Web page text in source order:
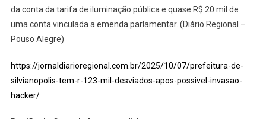
da conta da tarifa de iluminação pública e quase R$ 20 mil de
uma conta vinculada a emenda parlamentar. (Diário Regional –
Pouso Alegre)
https://jornaldiarioregional.com.br/2025/10/07/prefeitura-de-
silvianopolis-tem-r-123-mil-desviados-apos-possivel-invasao-
hacker/